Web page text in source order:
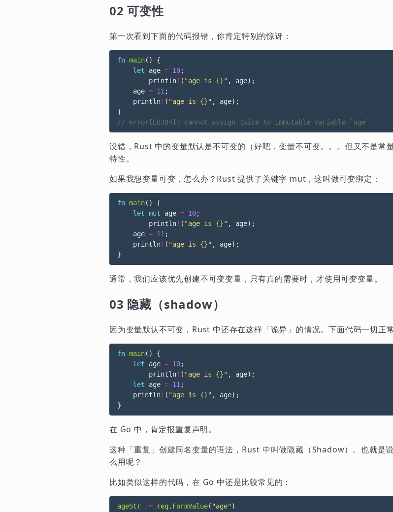
02 可变性
第一次看到下面的代码报错，你肯定特别的惊讶：
fn main()
{
let
age = 10;
println! ( "age is {}" , age);
age = 11 ;
println! ( "age is {}" , age);
}
没错，Rust 中的变量默认是不可变的（好吧，变量不可变。。。但又不是常
特性。
如果我想变量可变，怎么办？Rust 提供了关键字 mut，这叫做可变绑定：
fn main()
{
let mut age = 10;
println! ( "age is {}" , age);
age = 11 ;
println! ( "age is {}" , age);
}
通常，我们应该优先创建不可变变量，只有真的需要时，才使用可变变量。
03 隐藏（shadow）
因为变量默认不可变，Rust 中还存在这样「诡异」的情况。下面代码一切正
fn main()
{
let
age = 10;
println! ( "age is {}" , age);
let
age = 11 ;
println! ( "age is {}" , age);
}
在 Go 中，肯定报重复声明。
这种「重复」创建同名变量的语法，Rust 中叫做隐藏（Shadow）。也就是
么用呢？
比如类似这样的代码，在 Go 中还是比较常见的：
ageStr := req. FormValue( "age" )